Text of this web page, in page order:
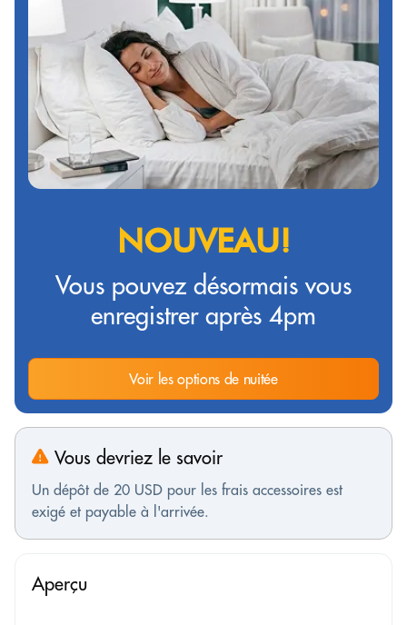
NOUVEAU!
Vous pouvez désormais vous
enregistrer après 4pm
Voir les options de nuitée
Vous devriez le savoir
Un dépôt de 20 USD pour les frais accessoires est
exigé et payable à l'arrivée.
Aperçu